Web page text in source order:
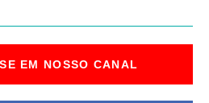
EM NOSSO CANAL